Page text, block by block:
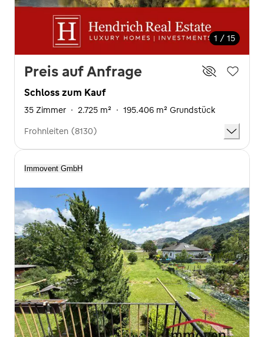
1 / 15
Preis auf Anfrage
Schloss zum Kauf
35 Zimmer · 2.725 m² · 195.406 m² Grundstück
Frohnleiten (8130)
Immovent GmbH